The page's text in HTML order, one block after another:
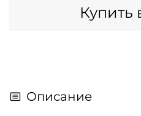
Купить
Описание